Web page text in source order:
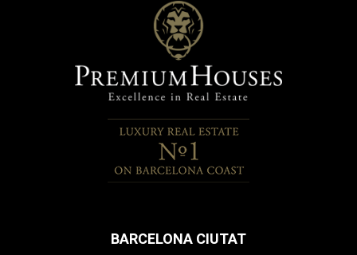
BARCELONA CIUTAT